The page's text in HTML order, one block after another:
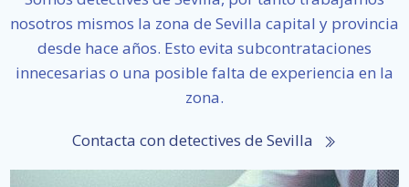
nosotros mismos la zona de Sevilla capital y provincia
desde hace años. Esto evita subcontrataciones
innecesarias o una posible falta de experiencia en la
zona.
Contacta con detectives de Sevilla